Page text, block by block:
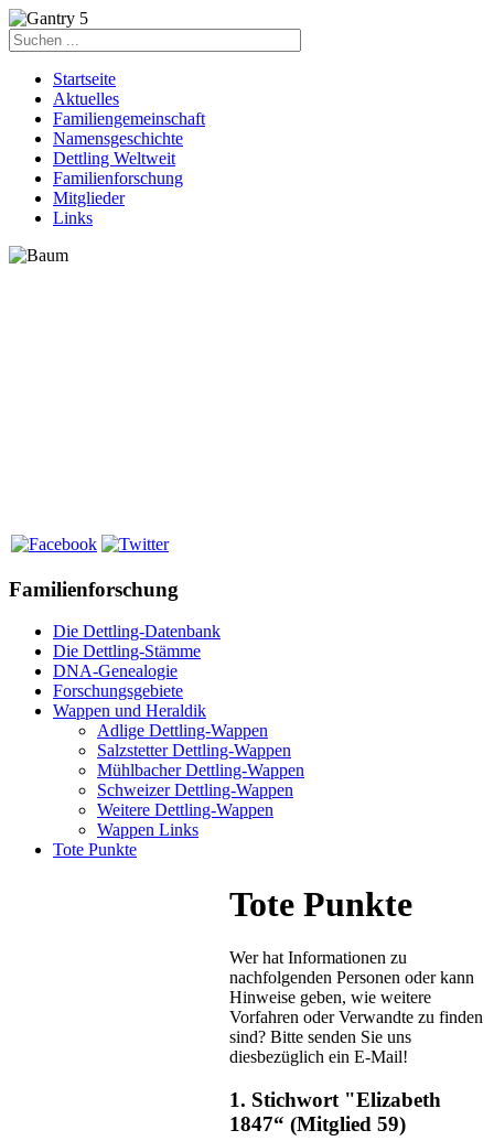
Startseite
Aktuelles
Familiengemeinschaft
Namensgeschichte
Dettling Weltweit
Familienforschung
Mitglieder
Links
Familienforschung
Die Dettling-Datenbank
Die Dettling-Stämme
DNA-Genealogie
Forschungsgebiete
Wappen und Heraldik
Adlige Dettling-Wappen
Salzstetter Dettling-Wappen
Mühlbacher Dettling-Wappen
Schweizer Dettling-Wappen
Weitere Dettling-Wappen
Wappen Links
Tote Punkte
Tote Punkte
Wer hat Informationen zu
nachfolgenden Personen oder kann
Hinweise geben, wie weitere
Vorfahren oder Verwandte zu finden
sind? Bitte senden Sie uns
diesbezüglich ein E-Mail!
1. Stichwort "Elizabeth
1847“ (Mitglied 59)